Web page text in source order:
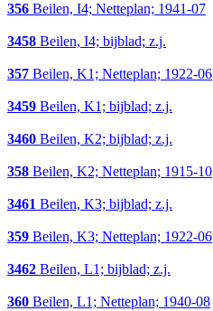
356 Beilen, I4; Netteplan; 1941-07
3458 Beilen, I4; bijblad; z.j.
357 Beilen, K1; Netteplan; 1922-06
3459 Beilen, K1; bijblad; z.j.
3460 Beilen, K2; bijblad; z.j.
358 Beilen, K2; Netteplan; 1915-10
3461 Beilen, K3; bijblad; z.j.
359 Beilen, K3; Netteplan; 1922-06
3462 Beilen, L1; bijblad; z.j.
360 Beilen, L1; Netteplan; 1940-08